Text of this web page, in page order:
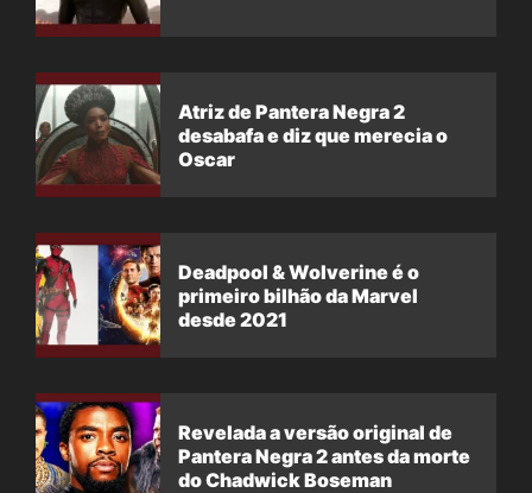
Atriz de Pantera Negra 2
desabafa e diz que merecia o
Oscar
Deadpool & Wolverine é o
primeiro bilhão da Marvel
desde 2021
Revelada a versão original de
Pantera Negra 2 antes da morte
do Chadwick Boseman